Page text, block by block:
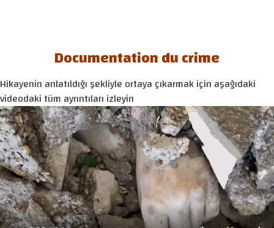
Documentation du crime
Hikayenin anlatıldığı şekliyle ortaya çıkarmak için aşağıdaki
videodaki tüm ayrıntıları izleyin